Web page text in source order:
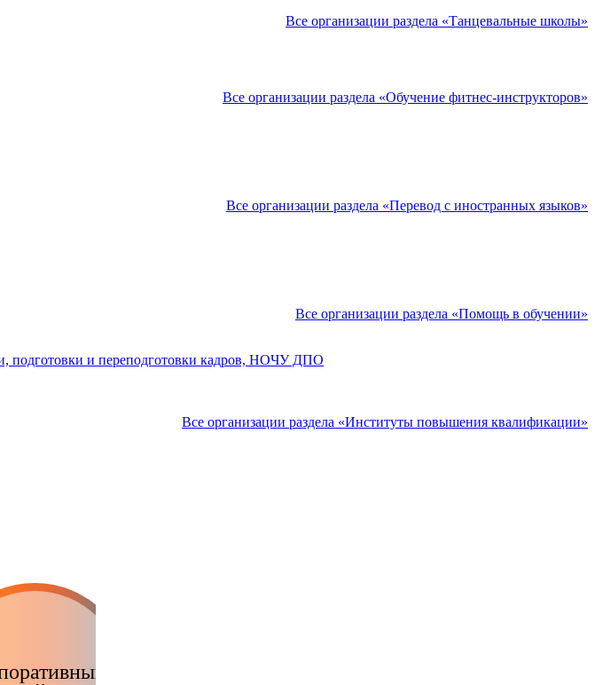
Все организации раздела «Танцевальные школы»
Все организации раздела «Обучение фитнес-инструкторов»
Все организации раздела «Перевод с иностранных языков»
Все организации раздела «Помощь в обучении»
подготовки и переподготовки кадров, НОЧУ ДПО
Все организации раздела «Институты повышения квалификации»